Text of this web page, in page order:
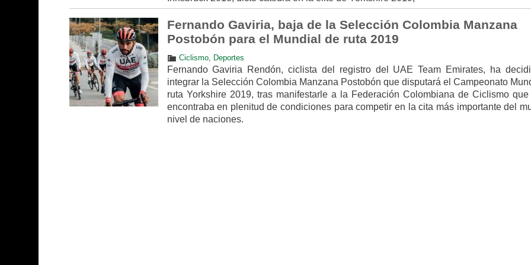
Fernando Gaviria, baja de la Selección Colombia Manzana
Postobón para el Mundial de ruta 2019
Ciclismo, Deportes
Fernando Gaviria Rendón, ciclista del registro del UAE Team Emirates, ha
integrar la Selección Colombia Manzana Postobón que disputará el Campeonato
ruta Yorkshire 2019, tras manifestarle a la Federación Colombiana de Ciclismo
encontraba en plenitud de condiciones para competir en la cita más importante del
nivel de naciones.